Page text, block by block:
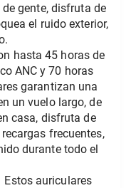
gente, disfruta de
el ruido exterior,
hasta 45 horas de
ANC y 70 horas
garantizan una
un vuelo largo, de
casa, disfruta de
frecuentes,
durante todo el
Estos auriculares